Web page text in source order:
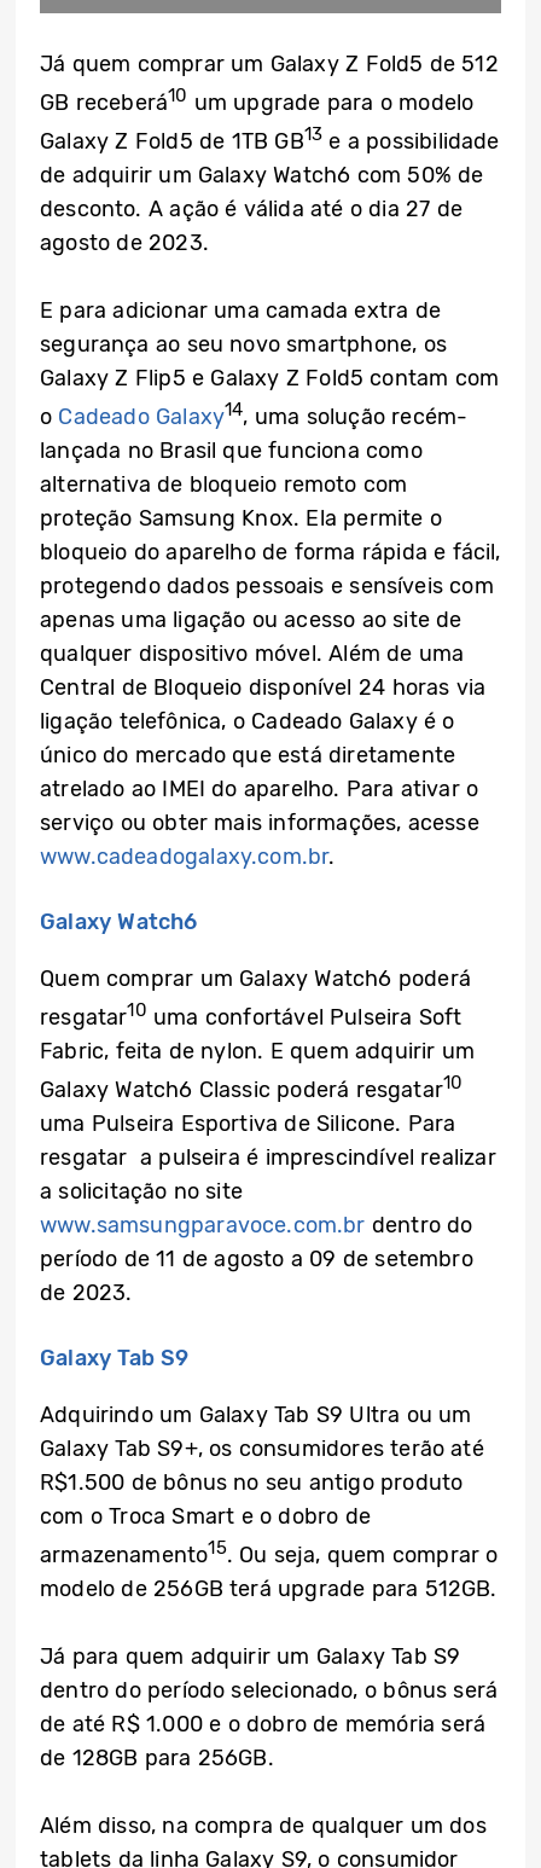
Já quem comprar um Galaxy Z Fold5 de 512
GB receberá10 um upgrade para o modelo
Galaxy Z Fold5 de 1TB GB13 e a possibilidade
de adquirir um Galaxy Watch6 com 50% de
desconto. A ação é válida até o dia 27 de
agosto de 2023.
E para adicionar uma camada extra de
segurança ao seu novo smartphone, os
Galaxy Z Flip5 e Galaxy Z Fold5 contam com
o Cadeado Galaxy14, uma solução recém-
lançada no Brasil que funciona como
alternativa de bloqueio remoto com
proteção Samsung Knox. Ela permite o
bloqueio do aparelho de forma rápida e fácil,
protegendo dados pessoais e sensíveis com
apenas uma ligação ou acesso ao site de
qualquer dispositivo móvel. Além de uma
Central de Bloqueio disponível 24 horas via
ligação telefônica, o Cadeado Galaxy é o
único do mercado que está diretamente
atrelado ao IMEI do aparelho. Para ativar o
serviço ou obter mais informações, acesse
www.cadeadogalaxy.com.br.
Galaxy Watch6
Quem comprar um Galaxy Watch6 poderá
resgatar10 uma confortável Pulseira Soft
Fabric, feita de nylon. E quem adquirir um
Galaxy Watch6 Classic poderá resgatar10
uma Pulseira Esportiva de Silicone. Para
resgatar a pulseira é imprescindível realizar
a solicitação no site
www.samsungparavoce.com.br dentro do
período de 11 de agosto a 09 de setembro
de 2023.
Galaxy Tab S9
Adquirindo um Galaxy Tab S9 Ultra ou um
Galaxy Tab S9+, os consumidores terão até
R$1.500 de bônus no seu antigo produto
com o Troca Smart e o dobro de
armazenamento15. Ou seja, quem comprar o
modelo de 256GB terá upgrade para 512GB.
Já para quem adquirir um Galaxy Tab S9
dentro do período selecionado, o bônus será
de até R$ 1.000 e o dobro de memória será
de 128GB para 256GB.
Além disso, na compra de qualquer um dos
tablets da linha Galaxy S9, o consumidor